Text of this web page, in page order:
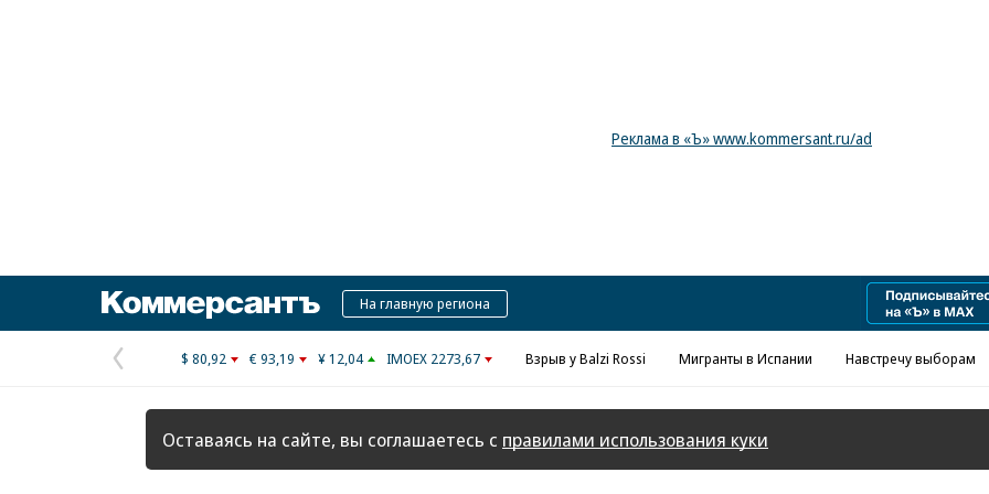
Реклама в «Ъ» www.kommersant.ru/ad
КоммерсантъНа главную региона
Предыдущая
страница
$ 80,92 € 93,19 ¥ 12,04 IMOEX 2273,67 Взрыв у Balzi Rossi Мигранты в Испании Навстречу выборам
Оставаясь на сайте, вы соглашаетесь с правилами использования куки